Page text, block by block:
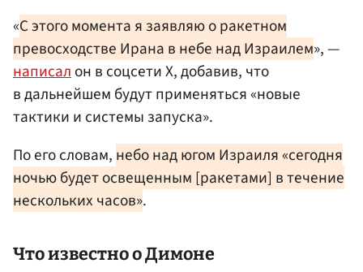
«С этого момента я заявляю о ракетном
превосходстве Ирана в небе над Израилем», —
написалон в соцсети X, добавив, что
в дальнейшем будут применяться «новые
тактики и системы запуска».
По его словам, небо над югом Израиля «сегодня
ночью будет освещенным [ракетами] в течение
нескольких часов».
Что известно о Димоне